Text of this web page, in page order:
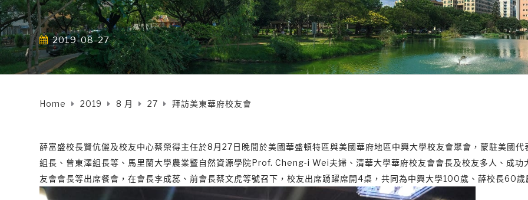
2019-08-27
Home 2019 8 月 27 拜訪美東華府校友會
薛富盛校長賢伉儷及校友中心蔡榮得主任於8月27日晚間於美國華盛頓特區與美國華府地區中興大學校友會聚會，蒙駐美國代
組長、曾東澤組長等、馬里蘭大學農業暨自然資源學院Prof. Cheng-i Wei夫婦、清華大學華府校友會會長及校友多人、成功
友會會長等出席餐會，在會長李成蕊、前會長蔡文虎等號召下，校友出席踴躍席開4桌，共同為中興大學100歲、薛校長60歲